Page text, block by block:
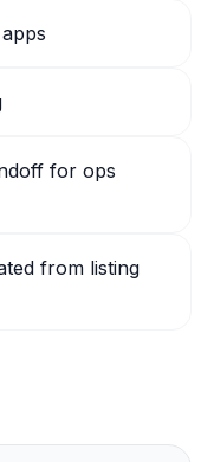
for ops
from listing